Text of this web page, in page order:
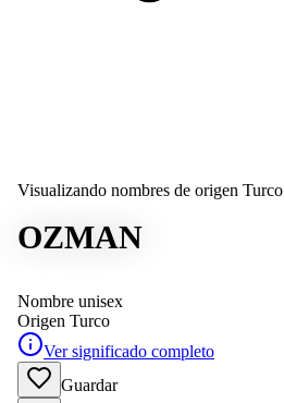
Visualizando nombres de origen Turco
OZMAN
Nombre unisex
Origen Turco
Ver significado completo
Guardar